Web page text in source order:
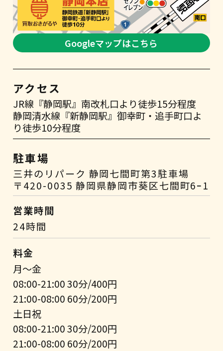
Googleマップはこちら
アクセス
JR線『静岡駅』南改札口より徒歩15分程度
静岡清水線『新静岡駅』御幸町・追手町口よ
り徒歩10分程度
駐車場
三井のリパーク 静岡七間町第3駐車場
〒420-0035 静岡県静岡市葵区七間町6ｰ1
営業時間
24時間
料金
月～金
08:00-21:00 30分/400円
21:00-08:00 60分/200円
土日祝
08:00-21:00 30分/200円
21:00-08:00 60分/200円